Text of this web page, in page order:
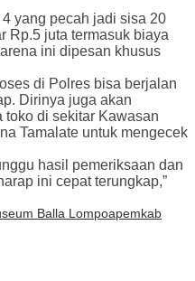
yang pecah jadi sisa 20
Rp.5 juta termasuk biaya
ini dipesan khusus
di Polres bisa berjalan
Dirinya juga akan
toko di sekitar Kawasan
Tamalate untuk mengecek
hasil pemeriksaan dan
ini cepat terungkap,”
Balla Lompoapemkab